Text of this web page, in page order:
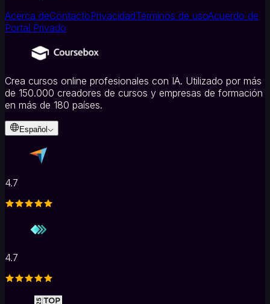
Acerca deContactoPrivacidadTérminos de usoAcuerdo de
Portal Privado
Crea cursos online profesionales con IA. Utilizado por más
de 150.000 creadores de cursos y empresas de formación
en más de 180 países.
Español
4.7
4.7